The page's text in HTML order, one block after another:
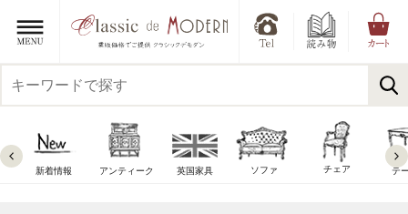
新着情報 アンティーク 英国家具 ソファ チェア テ